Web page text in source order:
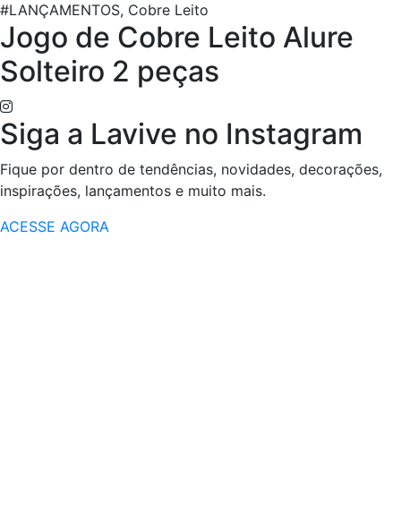
#LANÇAMENTOS, Cobre Leito
Jogo de Cobre Leito Alure
Solteiro 2 peças
Siga a Lavive no Instagram
Fique por dentro de tendências, novidades, decorações,
inspirações, lançamentos e muito mais.
ACESSE AGORA